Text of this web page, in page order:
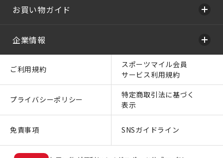
お買い物ガイド
企業情報
ご利用規約
スポーツマイル会員
サービス利用規約
プライバシーポリシー
特定商取引法に基づく
表示
免責事項 SNSガイドライン